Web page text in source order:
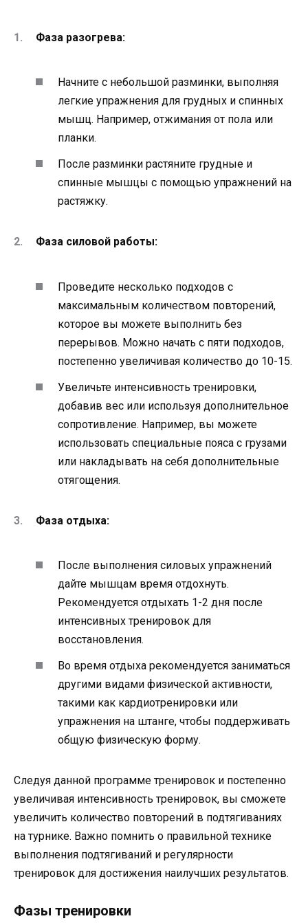
Фаза разогрева:
Начните с небольшой разминки, выполняя
легкие упражнения для грудных и спинных
мышц. Например, отжимания от пола или
планки.
После разминки растяните грудные и
спинные мышцы с помощью упражнений на
растяжку.
Фаза силовой работы:
Проведите несколько подходов с
максимальным количеством повторений,
которое вы можете выполнить без
перерывов. Можно начать с пяти подходов,
постепенно увеличивая количество до 10-15.
Увеличьте интенсивность тренировки,
добавив вес или используя дополнительное
сопротивление. Например, вы можете
использовать специальные пояса с грузами
или накладывать на себя дополнительные
отягощения.
Фаза отдыха:
После выполнения силовых упражнений
дайте мышцам время отдохнуть.
Рекомендуется отдыхать 1-2 дня после
интенсивных тренировок для
восстановления.
Во время отдыха рекомендуется заниматься
другими видами физической активности,
такими как кардиотренировки или
упражнения на штанге, чтобы поддерживать
общую физическую форму.
Следуя данной программе тренировок и постепенно
увеличивая интенсивность тренировок, вы сможете
увеличить количество повторений в подтягиваниях
на турнике. Важно помнить о правильной технике
выполнения подтягиваний и регулярности
тренировок для достижения наилучших результатов.
Фазы тренировки